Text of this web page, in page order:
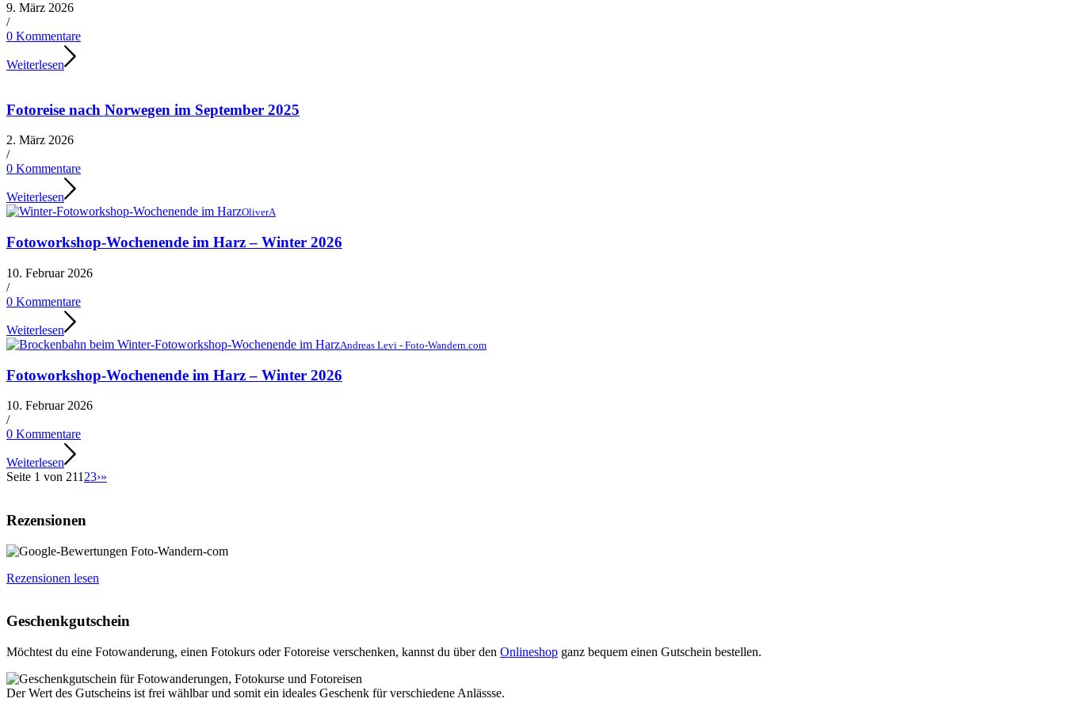
9. März 2026
/
0 Kommentare
Weiterlesen
Fotoreise nach Norwegen im September 2025
2. März 2026
/
0 Kommentare
Weiterlesen
OliverA
Fotoworkshop-Wochenende im Harz – Winter 2026
10. Februar 2026
/
0 Kommentare
Weiterlesen
Andreas Levi - Foto-Wandern.com
Fotoworkshop-Wochenende im Harz – Winter 2026
10. Februar 2026
/
0 Kommentare
Weiterlesen
Seite 1 von 211 23›»
Rezensionen
Rezensionen lesen
Geschenkgutschein
Möchtest du eine Fotowanderung, einen Fotokurs oder Fotoreise verschenken, kannst du über den Onlineshop ganz bequem einen Gutschein bestellen.
Der Wert des Gutscheins ist frei wählbar und somit ein ideales Geschenk für verschiedene Anlässse.